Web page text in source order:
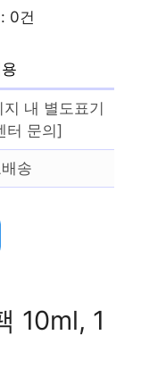
0건
내 별도표기
터 문의]
송
10ml, 1